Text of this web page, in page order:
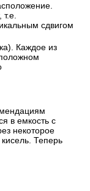
т.е.
сдвигом
Каждое из
в емкость с
некоторое
Теперь